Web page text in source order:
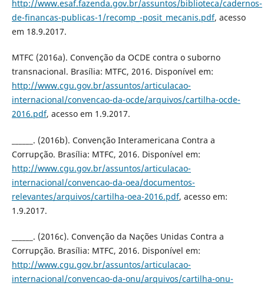
http://www.esaf.fazenda.gov.br/assuntos/biblioteca/cadernos-
de-financas-publicas-1/recomp_-posit_mecanis.pdf, acesso
em 18.9.2017.
MTFC (2016a). Convenção da OCDE contra o suborno
transnacional. Brasília: MTFC, 2016. Disponível em:
http://www.cgu.gov.br/assuntos/articulacao-
internacional/convencao-da-ocde/arquivos/cartilha-ocde-
2016.pdf, acesso em 1.9.2017.
______. (2016b). Convenção Interamericana Contra a
Corrupção. Brasília: MTFC, 2016. Disponível em:
http://www.cgu.gov.br/assuntos/articulacao-
internacional/convencao-da-oea/documentos-
relevantes/arquivos/cartilha-oea-2016.pdf, acesso em:
1.9.2017.
______. (2016c). Convenção da Nações Unidas Contra a
Corrupção. Brasília: MTFC, 2016. Disponível em:
http://www.cgu.gov.br/assuntos/articulacao-
internacional/convencao-da-onu/arquivos/cartilha-onu-